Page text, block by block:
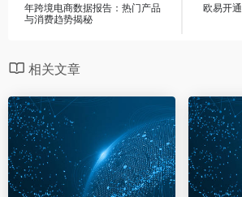
年跨境电商数据报告：热门产品
与消费趋势揭秘
欧易开
相关文章